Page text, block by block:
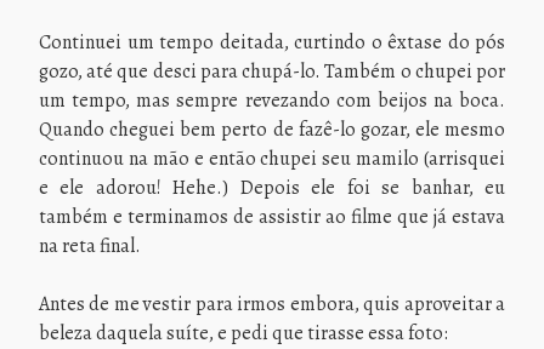
Continuei um tempo deitada, curtindo o êxtase do pós
gozo, até que desci para chupá-lo. Também o chupei por
um tempo, mas sempre revezando com beijos na boca.
Quando cheguei bem perto de fazê-lo gozar, ele mesmo
continuou na mão e então chupei seu mamilo (arrisquei
e ele adorou! Hehe.) Depois ele foi se banhar, eu
também e terminamos de assistir ao filme que já estava
na reta final.
Antes de me vestir para irmos embora, quis aproveitar a
beleza daquela suíte, e pedi que tirasse essa foto: